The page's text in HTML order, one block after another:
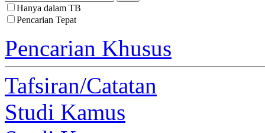
Hanya dalam TB
Pencarian Tepat
Pencarian Khusus
Tafsiran/Catatan
Studi Kamus